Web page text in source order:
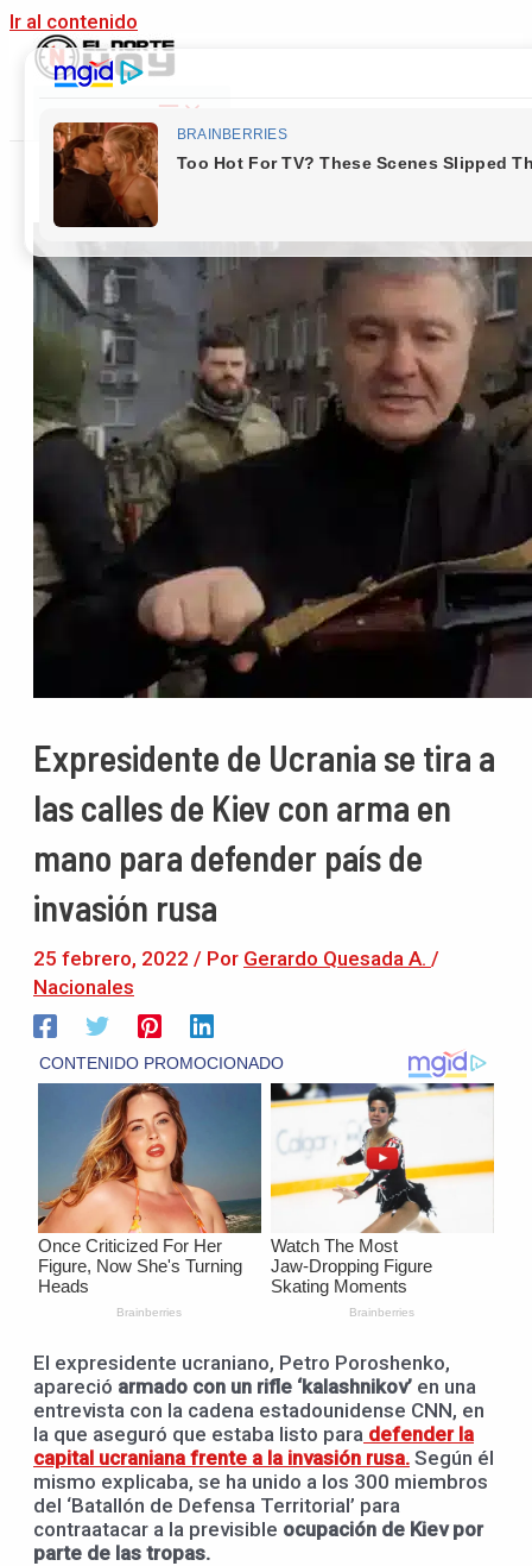
Ir al contenido
Main Menu
Expresidente de Ucrania se tira a
las calles de Kiev con arma en
mano para defender país de
invasión rusa
25 febrero, 2022 / Por Gerardo Quesada A. /
Nacionales
El expresidente ucraniano, Petro Poroshenko,
apareció armado con un rifle ‘kalashnikov’ en una
entrevista con la cadena estadounidense CNN, en
la que aseguró que estaba listo para defender la
capital ucraniana frente a la invasión rusa. Según él
mismo explicaba, se ha unido a los 300 miembros
del ‘Batallón de Defensa Territorial’ para
contraatacar a la previsible ocupación de Kiev por
parte de las tropas.